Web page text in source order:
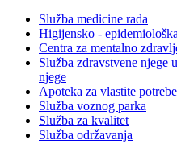
Služba medicine rada
Higijensko -
Centra za mentalno
Služba zdravstvene
njege
Apoteka za vlastite potrebe
Služba voznog parka
Služba za kvalitet
Služba održavanja